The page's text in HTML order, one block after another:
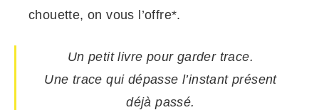
chouette, on vous l’offre*.
Un petit livre pour garder trace.
Une trace qui dépasse l’instant présent
déjà passé.